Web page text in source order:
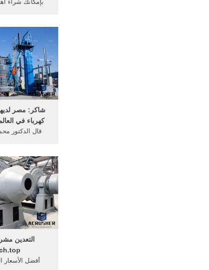
شاكر: مصر
كهرباء في
قال الدكتور
التعدين
أفضل الأسعار